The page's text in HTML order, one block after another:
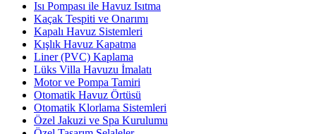
Isı Pompası ile Havuz Isıtma
Kaçak Tespiti ve Onarımı
Kapalı Havuz Sistemleri
Kışlık Havuz Kapatma
Liner (PVC) Kaplama
Lüks Villa Havuzu İmalatı
Motor ve Pompa Tamiri
Otomatik Havuz Örtüsü
Otomatik Klorlama Sistemleri
Özel Jakuzi ve Spa Kurulumu